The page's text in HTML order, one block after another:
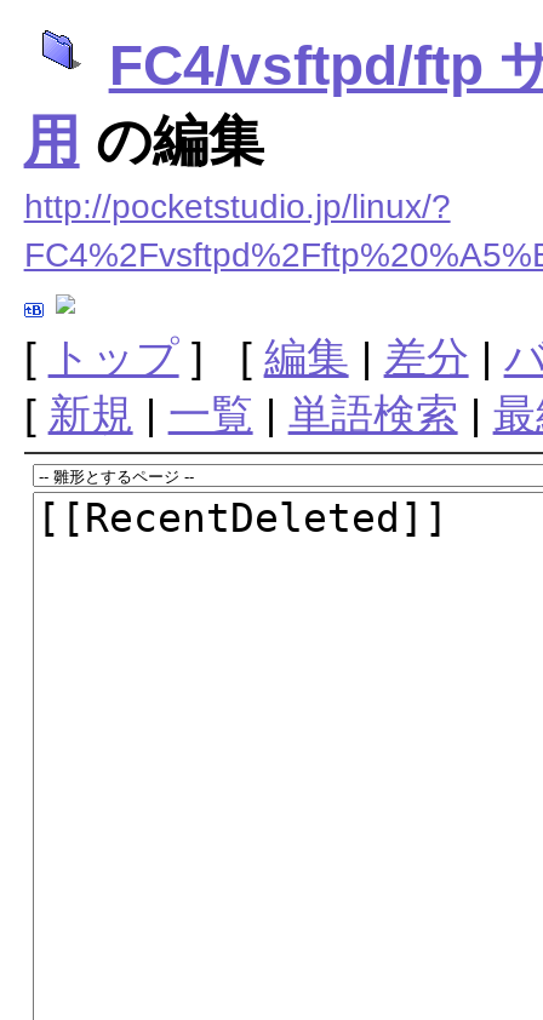
FC4/vsftpd/ftp
用 の編集
http://pocketstudio.jp/linux/?
[ トップ] [ 編集 | 差分 |
[ 新規 | 一覧 | 単語検索 |